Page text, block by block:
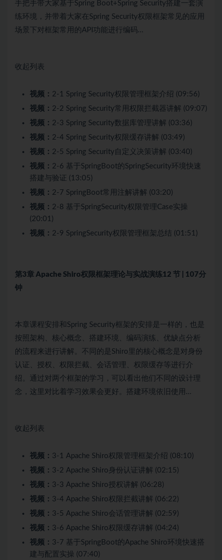
手把手带大家基于Spring Boot+Spring Security搭建一套演
练环境，并带着大家在Spring Security权限框架常见的应用
场景下对框架常用的API功能进行编码…
收起列表
视频： 2-1 Spring Security权限管理框架介绍 (09:56)
视频： 2-2 Spring Security常用权限拦截器讲解 (09:07)
视频： 2-3 Spring Security数据库管理讲解 (03:36)
视频： 2-4 Spring Security权限缓存讲解 (03:49)
视频： 2-5 Spring Security自定义决策讲解 (03:40)
视频： 2-6 基于SpringBoot的SpringSecurity环境快速
搭建与验证 (13:05)
视频： 2-7 SpringBoot常用注解讲解 (03:20)
视频： 2-8 基于SpringSecurity权限管理Case实操
(20:01)
视频： 2-9 SpringSecurity权限管理框架总结 (01:51)
第3章 Apache Shiro权限框架理论与实战演练12 节 | 107分
钟
本章课程安排和Spring Security框架的安排是一样的，也是
按照架构、核心概念、搭建环境、编码演练、优缺点分析
的流程来进行讲解。不同的是Shiro里的核心概念是对身份
认证、授权、权限拦截、会话管理、权限缓存等进行介
绍。通过对两个框架的学习，可以看出他们不同的设计理
念，这里对比着学习效果会更好。搭建环境依旧使用…
收起列表
视频： 3-1 Apache Shiro权限管理框架介绍 (08:10)
视频： 3-2 Apache Shiro身份认证讲解 (02:15)
视频： 3-3 Apache Shiro授权讲解 (06:28)
视频： 3-4 Apache Shiro权限拦截讲解 (06:22)
视频： 3-5 Apache Shiro会话管理讲解 (02:59)
视频： 3-6 Apache Shiro权限缓存讲解 (04:24)
视频： 3-7 基于SpringBoot的Apache Shiro环境快速搭
建与配置实操 (07:40)